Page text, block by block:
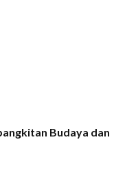
Budaya dan